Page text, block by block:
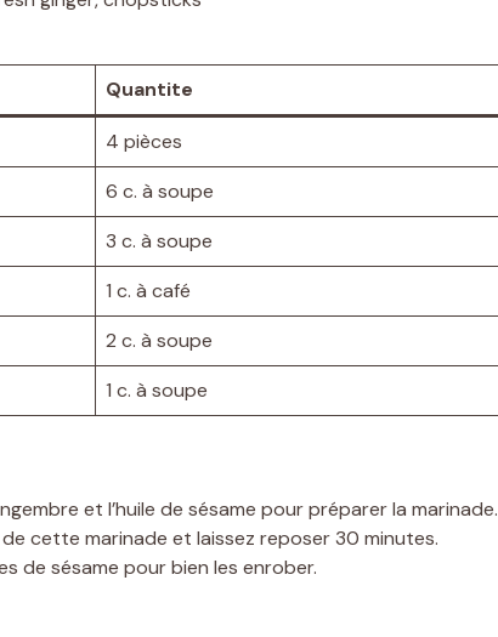
Quantite
4 pièces
6 c. à soupe
3 c. à soupe
1 c. à café
2 c. à soupe
1 c. à soupe
et l’huile de sésame pour préparer la marinade.
cette marinade et laissez reposer 30 minutes.
de sésame pour bien les enrober.